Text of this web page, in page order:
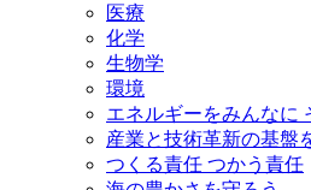
医療
化学
生物学
環境
エネルギーをみんなに
産業と技術革新の基盤
つくる責任 つかう責任